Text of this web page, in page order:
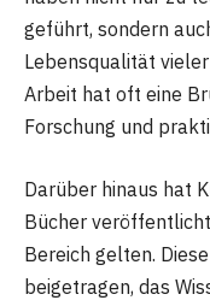
geführt, sondern
Lebensqualität
Arbeit hat oft eine
Forschung und
Darüber hinaus hat
Bücher
Bereich gelten.
beigetragen, das